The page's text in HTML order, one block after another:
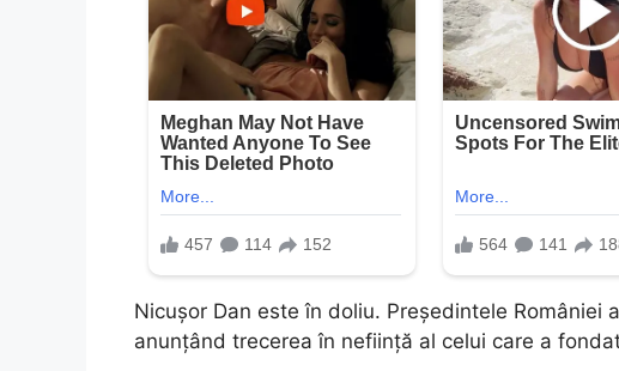
Nicușor Dan este în doliu. Președintele României
anunțând trecerea în neființă al celui care a